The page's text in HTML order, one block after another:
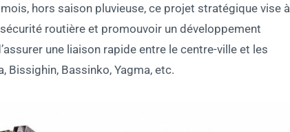
hors saison pluvieuse, ce projet stratégique vise à
routière et promouvoir un développement
une liaison rapide entre le centre-ville et les
Bissighin, Bassinko, Yagma, etc.